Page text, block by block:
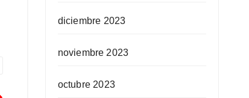
diciembre 2023
noviembre 2023
octubre 2023